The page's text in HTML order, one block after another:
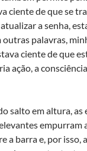
ciente de que se
a senha,
palavras,
ciente de que
ação, a
salto em altura, as
empurram
a barra e, por isso,